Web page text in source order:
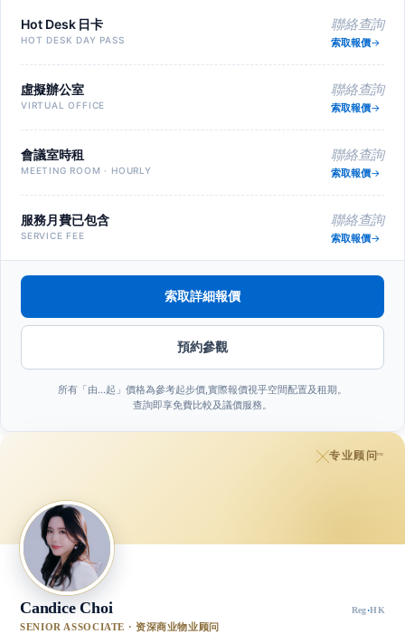
Hot Desk 日卡
HOT DESK DAY PASS
聯絡查詢
索取報價
虛擬辦公室
VIRTUAL OFFICE
聯絡查詢
索取報價
會議室時租
MEETING ROOM · HOURLY
聯絡查詢
索取報價
服務月費已包含
SERVICE FEE
聯絡查詢
索取報價
索取詳細報價
預約參觀
所有「由…起」價格為參考起步價,實際報價視乎空間配置及租期。
查詢即享免費比較及議價服務。
专业顾问™
Candice Choi Reg·HK
SENIOR ASSOCIATE · 资深商业物业顾问